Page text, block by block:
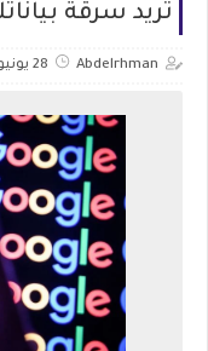
تريد سرقة
Abdelrhman 28 يونيو 2021